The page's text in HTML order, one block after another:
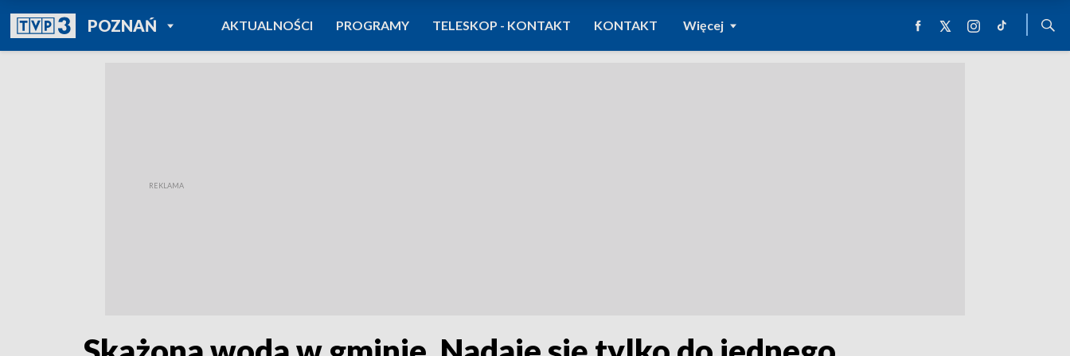
POZNAŃPOWRÓT DO
TVP REGIONY
AKTUALNOŚCI PROGRAMY TELESKOP - KONTAKT KONTAKT Więcej